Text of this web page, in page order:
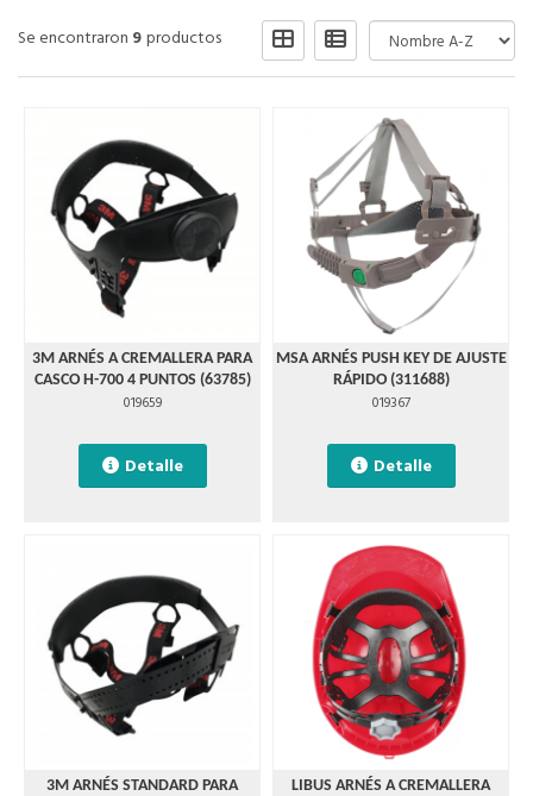
Se encontraron 9productos
3M ARNÉS A CREMALLERA PARA
CASCO H-700 4 PUNTOS (63785)
019659
Detalle
MSA ARNÉS PUSH KEY DE AJUSTE
RÁPIDO (311688)
019367
Detalle
3M ARNÉS STANDARD PARA
LIBUS ARNÉS A CREMALLERA